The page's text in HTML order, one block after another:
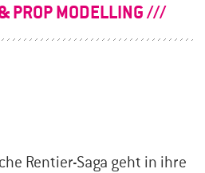
PROP MODELLING
Rentier-Saga geht in ihre